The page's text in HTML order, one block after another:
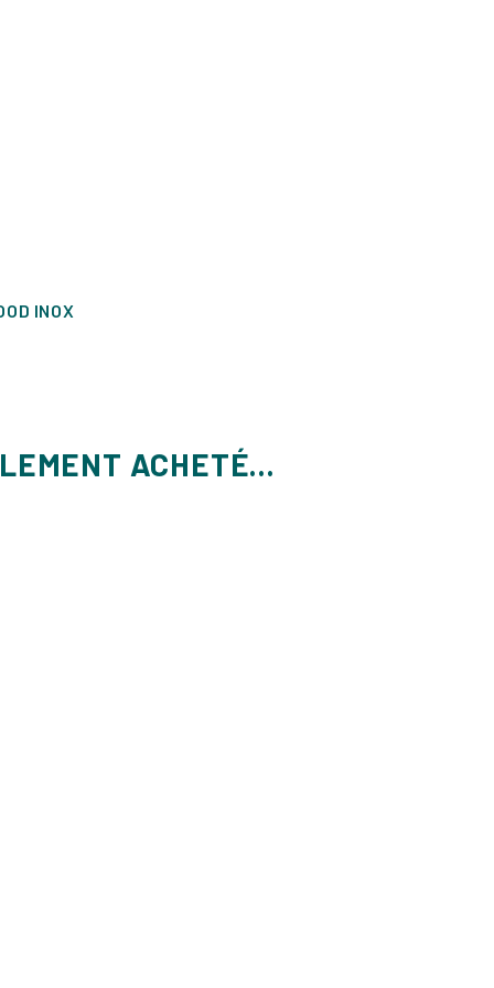
INOX
ACHETÉ...